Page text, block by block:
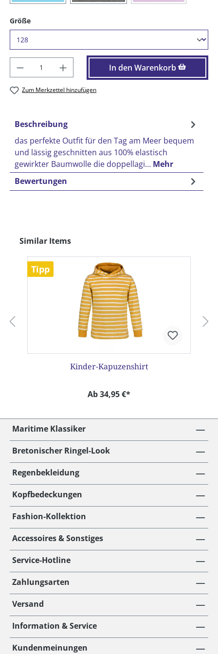
Größeauswählen
Produkt Anzahl: Gib den gewünschten
In den Warenkorb
Zum Merkzettel hinzufügen
Beschreibung
das perfekte Outfit für den Tag am Meer bequem
und lässig geschnitten aus 100% elastisch
gewirkter Baumwolle die doppellagi… Mehr
Bewertungen
Produktgalerie überspringen
Similar Items
Tipp
Kinder-Kapuzenshirt
Ab 34,95 €*
Maritime Klassiker
Bretonischer Ringel-Look
Regenbekleidung
Kopfbedeckungen
Fashion-Kollektion
Accessoires & Sonstiges
Service-Hotline
Zahlungsarten
Versand
Information & Service
Kundenmeinungen